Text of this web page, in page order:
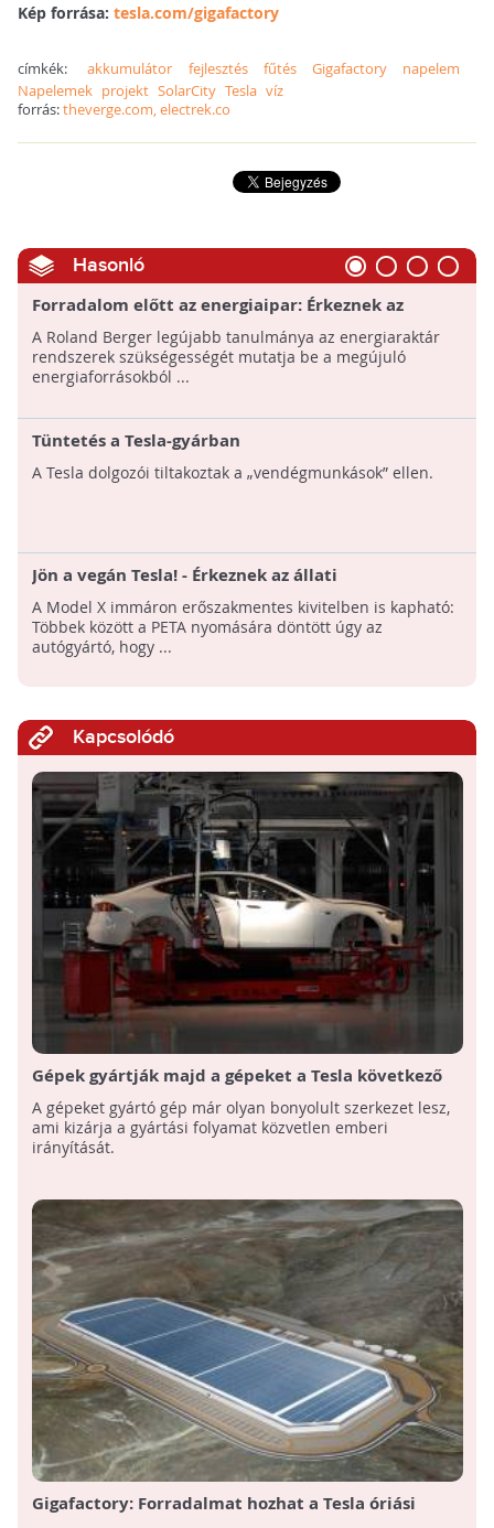
Kép forrása: tesla.com/gigafactory
címkék:akkumulátor fejlesztés fűtés Gigafactory
napelem
Napelemek projekt SolarCity Tesla víz
forrás:theverge.com, electrek.co
Hasonló
Forradalom előtt az energiaipar: Érkeznek az
energiaraktárak, a felhő alapú energiatárolási
megoldások
A Roland Berger legújabb tanulmánya az energiaraktár
rendszerek szükségességét mutatja be a megújuló
energiaforrásokból ...
Tüntetés a Tesla-gyárban
A Tesla dolgozói tiltakoztak a „vendégmunkások” ellen.
Jön a vegán Tesla! - Érkeznek az állati
alapanyagoktól mentes Model X változatok
A Model X immáron erőszakmentes kivitelben is kapható:
Többek között a PETA nyomására döntött úgy az
autógyártó, hogy ...
Kapcsolódó
Gépek gyártják majd a gépeket a Tesla következő
gyárában!
A gépeket gyártó gép már olyan bonyolult szerkezet lesz,
ami kizárja a gyártási folyamat közvetlen emberi
irányítását.
Gigafactory: Forradalmat hozhat a Tesla óriási